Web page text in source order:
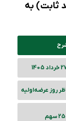
ثابت) به
روز عرضه‌‌اولیه